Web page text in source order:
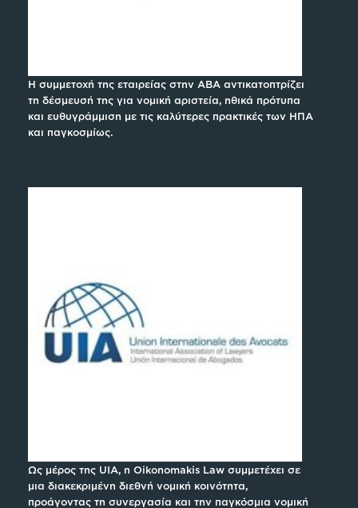
Η συμμετοχή της εταιρείας στην ABA αντικατοπτρίζει
τη δέσμευσή της για νομική αριστεία, ηθικά πρότυπα
και ευθυγράμμιση με τις καλύτερες πρακτικές των ΗΠΑ
και παγκοσμίως.
Ως μέρος της UIA, η Oikonomakis Law συμμετέχει σε
μια διακεκριμένη διεθνή νομική κοινότητα,
προάγοντας τη συνεργασία και την παγκόσμια νομική